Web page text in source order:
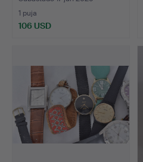
1 puja
106 USD